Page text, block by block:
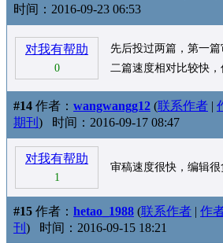
时间：2016-09-23 06:53
对我有帮助
0
先后投过两篇，第一
二篇速度相对比较快
#14 作者： wangwangg12 (联系作者 |
期刊 ) 时间：2016-09-17 08:47
对我有帮助
1
审稿速度很快，编辑很
#15 作者： hetao_1988 (联系作者 | 作
刊 ) 时间：2016-09-15 18:21